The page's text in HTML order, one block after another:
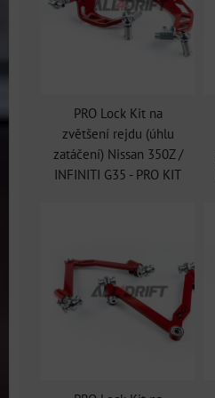
PRO Lock Kit na
zvětšení rejdu (úhlu
zatáčení) Nissan 350Z /
INFINITI G35 - PRO KIT